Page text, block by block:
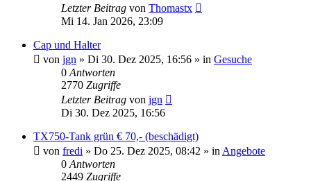
Letzter Beitrag von Thomastx
Mi 14. Jan 2026, 23:09
Cap und Halter
von jgn » Di 30. Dez 2025, 16:56 » in Gesuche
0 Antworten
2770 Zugriffe
Letzter Beitrag von jgn
Di 30. Dez 2025, 16:56
TX750-Tank grün € 70,- (beschädigt)
von fredi » Do 25. Dez 2025, 08:42 » in Angebote
0 Antworten
2449 Zugriffe